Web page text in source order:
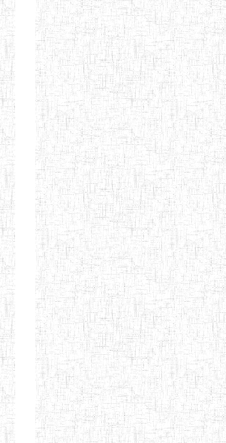
Afficher Page 2 sur 13 Total: 307
Début Préc. 1 2 3 4 5
6
FIERTE
ENIEG TAGA 02/09/2014 ENIEG Privé
ENIET
SIANTOU
04/02/2014 ENIET Privé
ENIEG PRIVEE
GOLDEN
28/08/2009 ENIEG Privé
ENIEG
BILINGUE LE
GRAND
28/12/2007 ENIEG Privé
ENIEG
BILINGUE
VIVA
EDUCATION
15/04/2014 ENIEG Privé
ENIEG PRIVEE
MERE
THERESA
20/08/2015 ENIEG Privé
ENIEG COSBIE 28/08/2009 ENIEG Privé
ENIEG STAR 28/12/2007 ENIEG Privé
ENIEG MEVEC 02/07/2012 ENIEG Privé